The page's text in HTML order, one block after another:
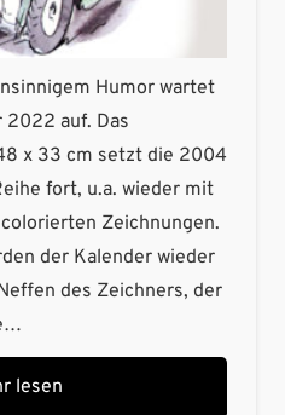
Humor wartet
2022 auf. Das
x 33 cm setzt die 2004
fort, u.a. wieder mit
Zeichnungen.
der Kalender wieder
des Zeichners, der
lesen